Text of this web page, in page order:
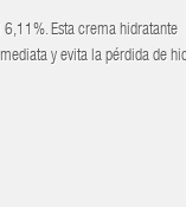
Esta crema hidratante
y evita la pérdida de